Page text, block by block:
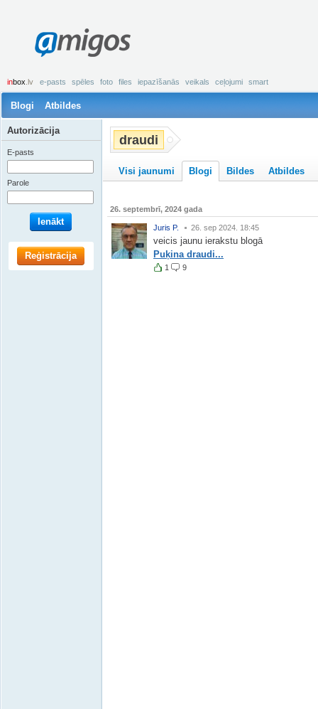
amigos
inbox .lv e-pasts spēles foto files iepazīšanās veikals ceļojumi smart
Blogi Atbildes
draudi
Visi jaunumi Blogi Bildes Atbildes
26. septembrī, 2024 gada
Juris P. 26. sep 2024. 18:45
veicis jaunu ierakstu blogā
Puķina draudi...
1 9
Autorizācija
E-pasts
Parole
Ienākt
Reģistrācija